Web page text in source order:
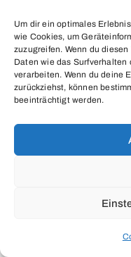
Um dir ein optimales
wie Cookies, um
zuzugreifen. Wenn du
Daten wie das Surfverhalten
verarbeiten. Wenn du deine
zurückziehst, können
beeinträchtigt werden.